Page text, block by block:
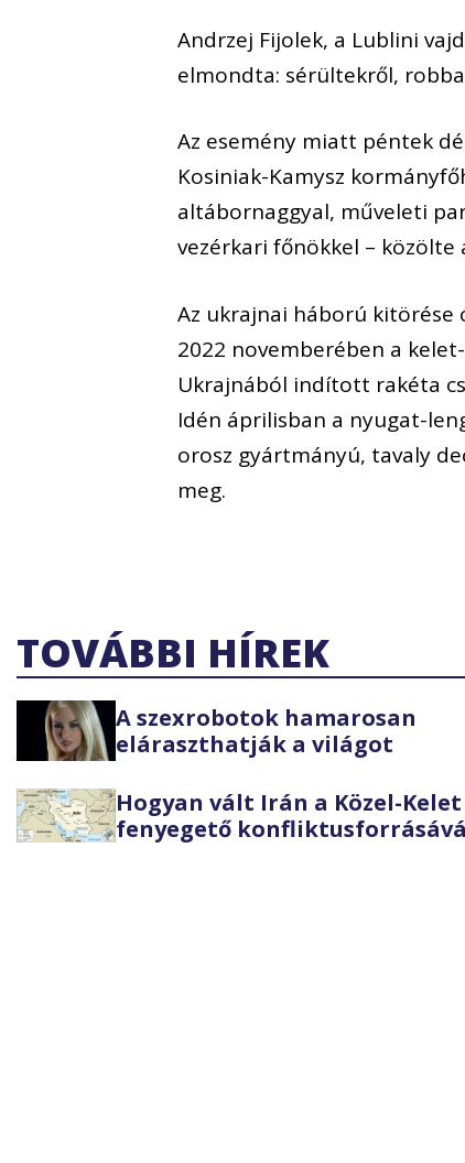
Andrzej Fijolek, a Lublini
elmondta: sérültekről,
Az esemény miatt péntek
Kosiniak-Kamysz
altábornaggyal, műveleti
vezérkari főnökkel –
Az ukrajnai háború kitörése
2022 novemberében a
Ukrajnából indított rakéta
Idén áprilisban a nyugat-
orosz gyártmányú, tavaly
meg.
TOVÁBBI HÍREK
A szexrobotok hamarosan
eláraszthatják a világot
Hogyan vált Irán a Közel-
fenyegető